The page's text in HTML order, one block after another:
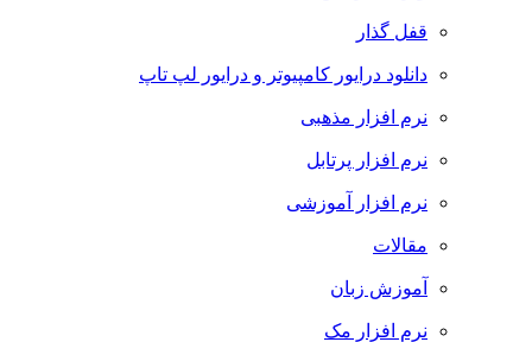
قفل گذار
دانلود درایور کامپیوتر و درایور لپ تاپ
نرم افزار مذهبی
نرم افزار پرتابل
نرم افزار آموزشی
مقالات
آموزش زبان
نرم افزار مک